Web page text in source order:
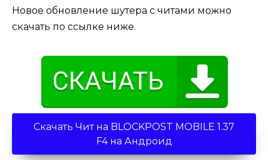
Новое обновление шутера с читами можно
скачать по ссылке ниже.
Скачать Чит на BLOCKPOST MOBILE 1.37
F4 на Андроид